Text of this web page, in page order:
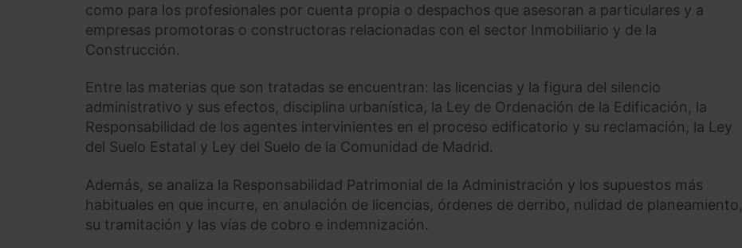
como para los profesionales por cuenta propia o despachos que asesoran a particulares y a
empresas promotoras o constructoras relacionadas con el sector Inmobiliario y de la
Construcción.
Entre las materias que son tratadas se encuentran: las licencias y la figura del silencio
administrativo y sus efectos, disciplina urbanística, la Ley de Ordenación de la Edificación, la
Responsabilidad de los agentes intervinientes en el proceso edificatorio y su reclamación, la Ley
del Suelo Estatal y Ley del Suelo de la Comunidad de Madrid.
Además, se analiza la Responsabilidad Patrimonial de la Administración y los supuestos más
habituales en que incurre, en anulación de licencias, órdenes de derribo, nulidad de planeamiento,
su tramitación y las vías de cobro e indemnización.